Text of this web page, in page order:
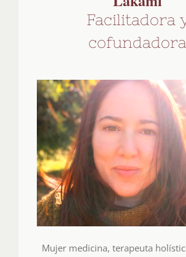
Facilitadora
cofundadora
Mujer medicina, terapeuta